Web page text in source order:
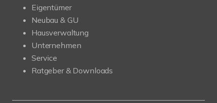
Eigentümer
Neubau & GU
Hausverwaltung
Unternehmen
Service
Ratgeber & Downloads